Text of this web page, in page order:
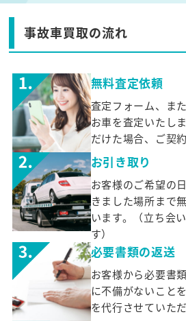
事故車買取の流れ
無料査定依頼
査定フォーム、ま
お車を査定いたし
だけた場合、ご契
お引き取り
お客様のご希望の
きました場所まで
います。（立ち会
す）
必要書類の返送
お客様から必要書
に不備がないこと
を代行させていただ